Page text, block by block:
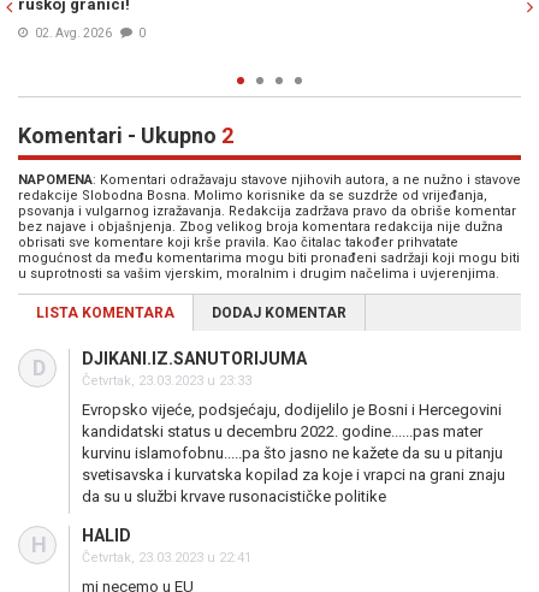
pogođena Ukrajina ide naprijed
14. Jul. 2026
Komentari - Ukupno 2
NAPOMENA: Komentari odražavaju stavove njihovih autora, a ne nužno i stavove
redakcije Slobodna Bosna. Molimo korisnike da se suzdrže od vrijeđanja,
psovanja i vulgarnog izražavanja. Redakcija zadržava pravo da obriše komentar
bez najave i objašnjenja. Zbog velikog broja komentara redakcija nije dužna
obrisati sve komentare koji krše pravila. Kao čitalac također prihvatate
mogućnost da među komentarima mogu biti pronađeni sadržaji koji mogu biti
u suprotnosti sa vašim vjerskim, moralnim i drugim načelima i uvjerenjima.
LISTA KOMENTARA DODAJ KOMENTAR
D DJIKANI.IZ.SANUTORIJUMA
Četvrtak, 23.03.2023 u 23:33
Evropsko vijeće, podsjećaju, dodijelilo je Bosni i Hercegovini
kandidatski status u decembru 2022. godine......pas mater
kurvinu islamofobnu.....pa što jasno ne kažete da su u pitanju
svetisavska i kurvatska kopilad za koje i vrapci na grani znaju
da su u službi krvave rusonacističke politike
H HALID
Četvrtak, 23.03.2023 u 22:41
mi necemo u EU